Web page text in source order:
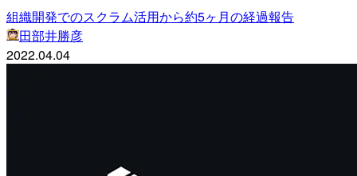
組織開発でのスクラム活用から約5ヶ月の経過報告
田部井勝彦
2022.04.04